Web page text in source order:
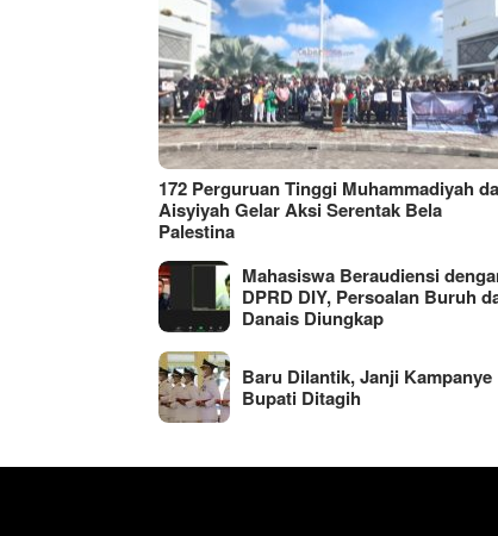
172 Perguruan Tinggi Muhammadiyah
Aisyiyah Gelar Aksi Serentak Bela
Palestina
Mahasiswa Beraudiensi
DPRD DIY, Persoalan Buruh
Danais Diungkap
Baru Dilantik, Janji Kampanye
Bupati Ditagih